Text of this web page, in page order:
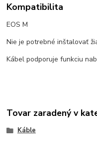
Kompatibilita
EOS M
Nie je potrebné inštalovať
Kábel podporuje funkciu
Tovar zaradený v
Káble